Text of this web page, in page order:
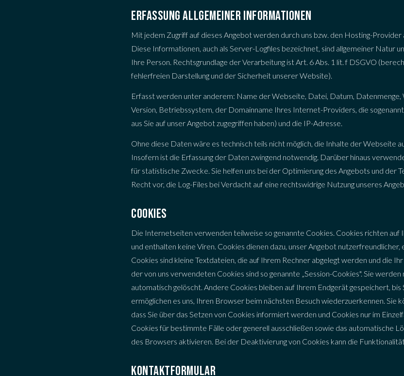
ERFASSUNG ALLGEMEINER INFORMATIONEN
Mit jedem Zugriff auf dieses Angebot werden durch uns bzw. den Hosting-
Diese Informationen, auch als Server-Logfiles bezeichnet, sind allgemeiner Natur
Ihre Person. Rechtsgrundlage der Verarbeitung ist Art. 6 Abs. 1 lit. f DSGVO
fehlerfreien Darstellung und der Sicherheit unserer Website).
Erfasst werden unter anderem: Name der Webseite, Datei, Datum,
Version, Betriebssystem, der Domainname Ihres Internet-Providers, die
aus Sie auf unser Angebot zugegriffen haben) und die IP-Adresse.
Ohne diese Daten wäre es technisch teils nicht möglich, die Inhalte der Webseite
Insofern ist die Erfassung der Daten zwingend notwendig. Darüber hinaus
für statistische Zwecke. Sie helfen uns bei der Optimierung des Angebots und der
Recht vor, die Log-Files bei Verdacht auf eine rechtswidrige Nutzung unseres
COOKIES
Die Internetseiten verwenden teilweise so genannte Cookies. Cookies richten auf
und enthalten keine Viren. Cookies dienen dazu, unser Angebot
Cookies sind kleine Textdateien, die auf Ihrem Rechner abgelegt werden und die
der von uns verwendeten Cookies sind so genannte „Session-Cookies". Sie werden
automatisch gelöscht. Andere Cookies bleiben auf Ihrem Endgerät gespeichert, bis
ermöglichen es uns, Ihren Browser beim nächsten Besuch wiederzuerkennen. Sie
dass Sie über das Setzen von Cookies informiert werden und Cookies nur im
Cookies für bestimmte Fälle oder generell ausschließen sowie das automatische
des Browsers aktivieren. Bei der Deaktivierung von Cookies kann die
KONTAKTFORMULAR